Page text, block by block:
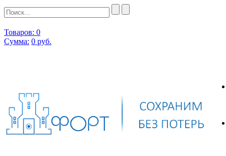
Товаров: 0
Сумма: 0 руб.